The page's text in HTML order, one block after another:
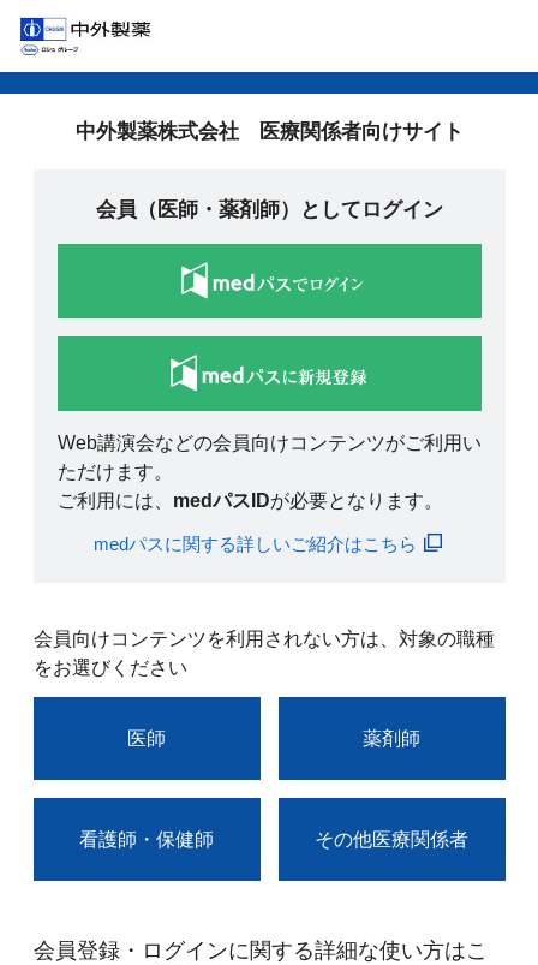
中外製薬株式会社 医療関係者向けサイト
会員（医師・薬剤師）としてログイン
Web講演会などの会員向けコンテンツがご利用い
ただけます。
ご利用には、 medパスIDが必要となります。
medパスに関する詳しいご紹介はこちら
会員向けコンテンツを利用されない方は、対象の職種
をお選びください
医師 薬剤師
看護師・保健師 その他医療関係者
会員登録・ログインに関する詳細な使い方はこ